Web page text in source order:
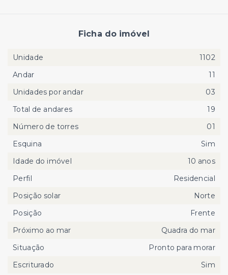
Ficha do imóvel
Unidade
1102
Andar
11
Unidades por andar
03
Total de andares
19
Número de torres
01
Esquina
Sim
Idade do imóvel
10 anos
Perfil
Residencial
Posição solar
Norte
Posição
Frente
Próximo ao mar
Quadra do mar
Situação
Pronto para morar
Escriturado
Sim